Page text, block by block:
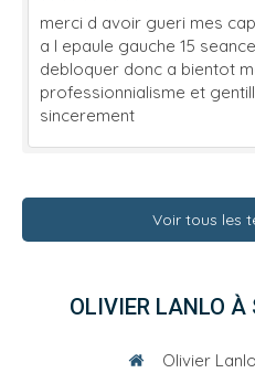
merci d avoir gueri mes
a l epaule gauche 15
debloquer donc a bientot
professionnialisme et
sincerement
Voir tous les
OLIVIER LANLO À
Olivier